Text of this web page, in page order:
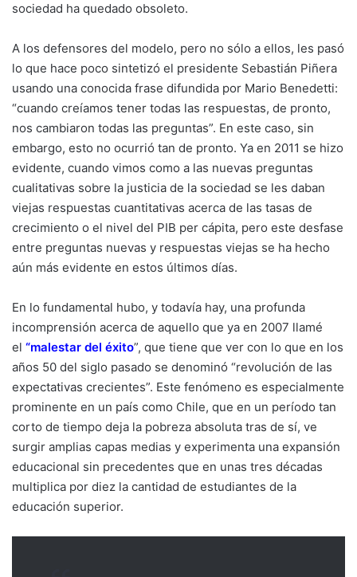
sociedad ha quedado obsoleto.
A los defensores del modelo, pero no sólo a ellos, les pasó
lo que hace poco sintetizó el presidente Sebastián Piñera
usando una conocida frase difundida por Mario Benedetti:
“cuando creíamos tener todas las respuestas, de pronto,
nos cambiaron todas las preguntas”. En este caso, sin
embargo, esto no ocurrió tan de pronto. Ya en 2011 se hizo
evidente, cuando vimos como a las nuevas preguntas
cualitativas sobre la justicia de la sociedad se les daban
viejas respuestas cuantitativas acerca de las tasas de
crecimiento o el nivel del PIB per cápita, pero este desfase
entre preguntas nuevas y respuestas viejas se ha hecho
aún más evidente en estos últimos días.
En lo fundamental hubo, y todavía hay, una profunda
incomprensión acerca de aquello que ya en 2007 llamé
el “malestar del éxito”, que tiene que ver con lo que en los
años 50 del siglo pasado se denominó “revolución de las
expectativas crecientes”. Este fenómeno es especialmente
prominente en un país como Chile, que en un período tan
corto de tiempo deja la pobreza absoluta tras de sí, ve
surgir amplias capas medias y experimenta una expansión
educacional sin precedentes que en unas tres décadas
multiplica por diez la cantidad de estudiantes de la
educación superior.